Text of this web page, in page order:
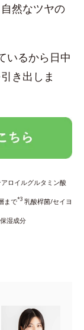
然なツヤの
いるから日中
き出しま
ロイルグルタミン酸
まで*3 乳酸桿菌/セイヨ
湿成分